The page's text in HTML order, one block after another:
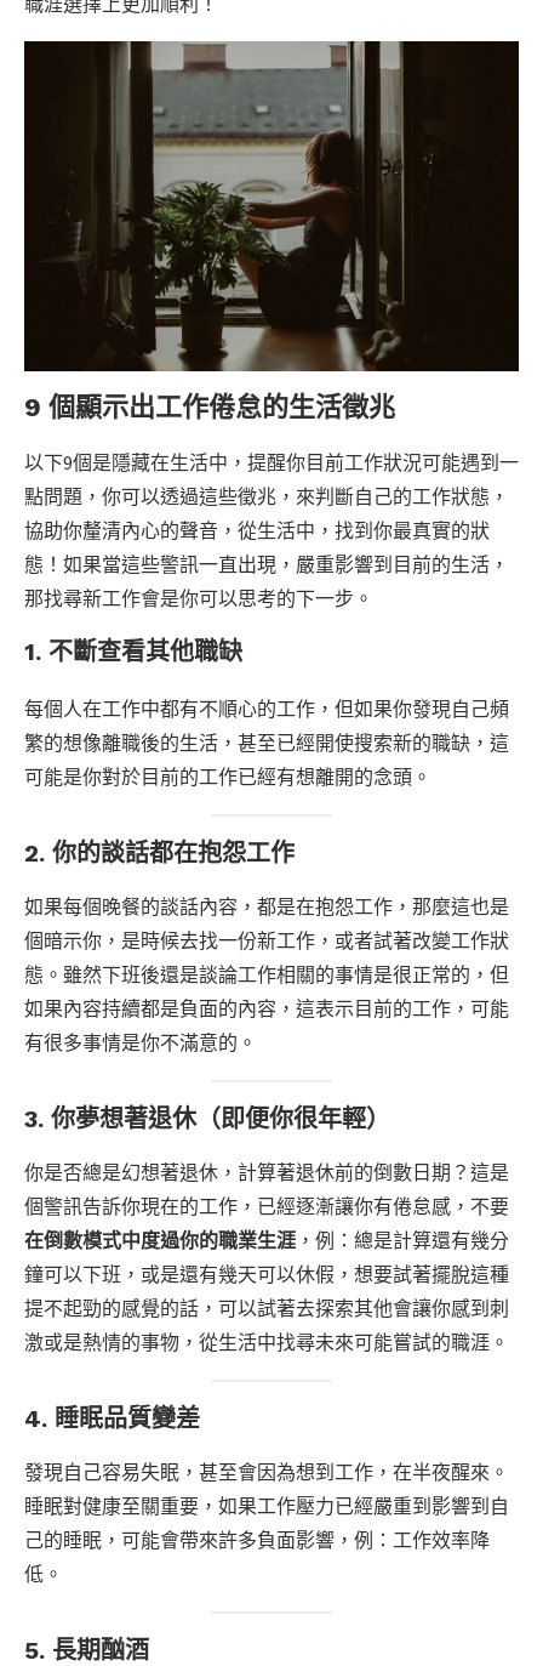
9 個顯示出工作倦怠的生活徵兆
以下9個是隱藏在生活中，提醒你目前工作狀況可能遇到一
點問題，你可以透過這些徵兆，來判斷自己的工作狀態，
協助你釐清內心的聲音，從生活中，找到你最真實的狀
態！如果當這些警訊一直出現，嚴重影響到目前的生活，
那找尋新工作會是你可以思考的下一步。
1. 不斷查看其他職缺
每個人在工作中都有不順心的工作，但如果你發現自己頻
繁的想像離職後的生活，甚至已經開使搜索新的職缺，這
可能是你對於目前的工作已經有想離開的念頭。
2. 你的談話都在抱怨工作
如果每個晚餐的談話內容，都是在抱怨工作，那麼這也是
個暗示你，是時候去找一份新工作，或者試著改變工作狀
態。雖然下班後還是談論工作相關的事情是很正常的，但
如果內容持續都是負面的內容，這表示目前的工作，可能
有很多事情是你不滿意的。
3. 你夢想著退休（即便你很年輕）
你是否總是幻想著退休，計算著退休前的倒數日期？這是
個警訊告訴你現在的工作，已經逐漸讓你有倦怠感，不要
在倒數模式中度過你的職業生涯 ，例：總是計算還有幾分
鐘可以下班，或是還有幾天可以休假，想要試著擺脫這種
提不起勁的感覺的話，可以試著去探索其他會讓你感到刺
激或是熱情的事物，從生活中找尋未來可能嘗試的職涯。
4. 睡眠品質變差
發現自己容易失眠，甚至會因為想到工作，在半夜醒來。
睡眠對健康至關重要，如果工作壓力已經嚴重到影響到自
己的睡眠，可能會帶來許多負面影響，例：工作效率降
低。
5. 長期酗酒